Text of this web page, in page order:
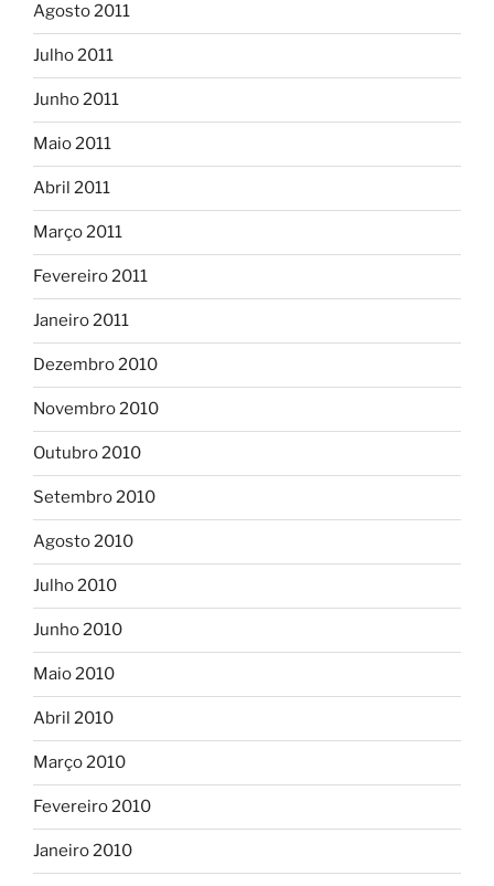
Agosto 2011
Julho 2011
Junho 2011
Maio 2011
Abril 2011
Março 2011
Fevereiro 2011
Janeiro 2011
Dezembro 2010
Novembro 2010
Outubro 2010
Setembro 2010
Agosto 2010
Julho 2010
Junho 2010
Maio 2010
Abril 2010
Março 2010
Fevereiro 2010
Janeiro 2010